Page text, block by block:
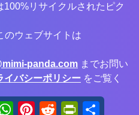
リサイクルされたピク
のウェブサイトは
panda.com までお問い
イバシーポリシー をご覧く
WhatsAppPinterestRedditPrintFriendly